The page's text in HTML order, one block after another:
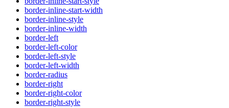
border-inline-start-width
border-inline-style
border-inline-width
border-left
border-left-color
border-left-style
border-left-width
border-radius
border-right
border-right-color
border-right-style